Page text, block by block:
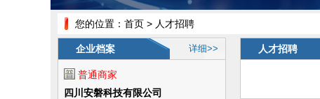
您的位置： 首页 > 人才招聘
企业档案 详细>>
普通商家
四川安磐科技有限公司
人才招聘